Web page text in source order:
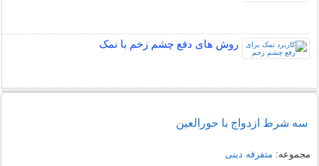
روش های دفع چشم زخم با نمک
سه شرط ازدواج با حورالعین
مجموعه: متفرقه دینی